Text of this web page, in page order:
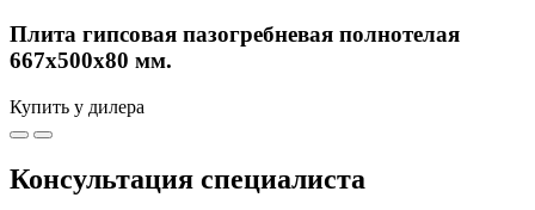
Плита гипсовая пазогребневая полнотелая
667х500х80 мм.
Купить у дилера
Консультация специалиста